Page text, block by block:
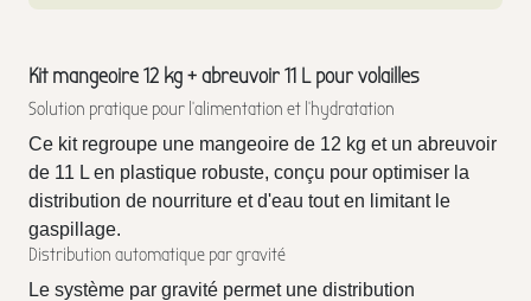
Kit mangeoire 12 kg + abreuvoir 11 L pour volailles
Solution pratique pour l'alimentation et l'hydratation
Ce kit regroupe une mangeoire de 12 kg et un abreuvoir
de 11 L en plastique robuste, conçu pour optimiser la
distribution de nourriture et d'eau tout en limitant le
gaspillage.
Distribution automatique par gravité
Le système par gravité permet une distribution